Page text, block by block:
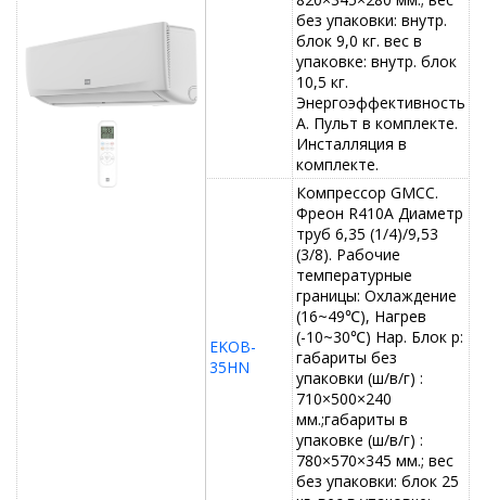
без упаковки: внутр.
блок 9,0 кг. вес в
упаковке: внутр. блок
10,5 кг.
Энергоэффективность
А. Пульт в комплекте.
Инсталляция в
комплекте.
EKOB-
35HN
Компрессор GMCC.
Фреон R410A Диаметр
труб 6,35 (1/4)/9,53
(3/8). Рабочие
температурные
границы: Охлаждение
(16~49℃), Нагрев
(-10~30℃) Нар. Блок р:
габариты без
упаковки (ш/в/г) :
710×500×240
мм.;габариты в
упаковке (ш/в/г) :
780×570×345 мм.; вес
без упаковки: блок 25